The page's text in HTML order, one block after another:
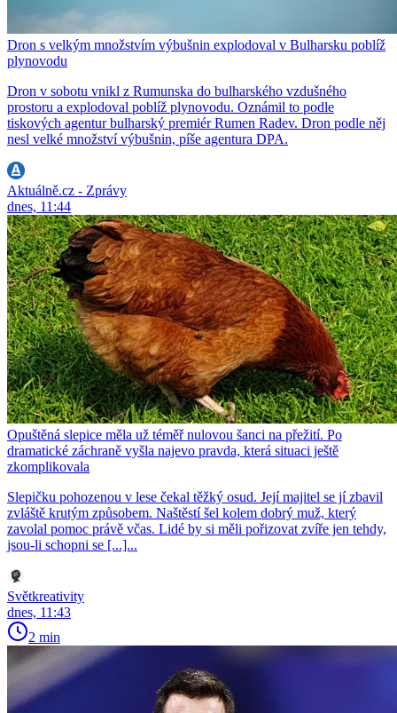
Dron s velkým množstvím výbušnin explodoval v Bulharsku poblíž
plynovodu
Dron v sobotu vnikl z Rumunska do bulharského vzdušného
prostoru a explodoval poblíž plynovodu. Oznámil to podle
tiskových agentur bulharský premiér Rumen Radev. Dron podle něj
nesl velké množství výbušnin, píše agentura DPA.
Aktuálně.cz - Zprávy
dnes, 11:44
Opuštěná slepice měla už téměř nulovou šanci na přežití. Po
dramatické záchraně vyšla najevo pravda, která situaci ještě
zkomplikovala
Slepičku pohozenou v lese čekal těžký osud. Její majitel se jí zbavil
zvláště krutým způsobem. Naštěstí šel kolem dobrý muž, který
zavolal pomoc právě včas. Lidé by si měli pořizovat zvíře jen tehdy,
jsou-li schopni se [...]...
Světkreativity
dnes, 11:43
2 min